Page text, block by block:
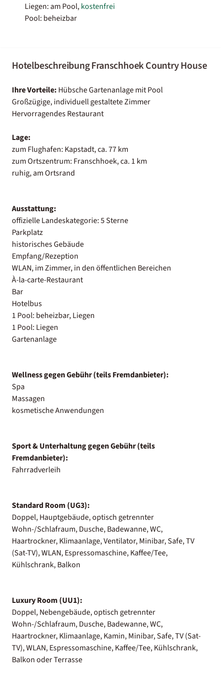
Liegen: am Pool,kostenfrei
Pool: beheizbar
Hotelbeschreibung Franschhoek Country House
Ihre Vorteile: Hübsche Gartenanlage mit Pool
Großzügige, individuell gestaltete Zimmer
Hervorragendes Restaurant
Lage:
zum Flughafen: Kapstadt, ca. 77 km
zum Ortszentrum: Franschhoek, ca. 1 km
ruhig, am Ortsrand
Ausstattung:
offizielle Landeskategorie: 5 Sterne
Parkplatz
historisches Gebäude
Empfang/Rezeption
WLAN, im Zimmer, in den öffentlichen Bereichen
À-la-carte-Restaurant
Bar
Hotelbus
1 Pool: beheizbar, Liegen
1 Pool: Liegen
Gartenanlage
Wellness gegen Gebühr (teils Fremdanbieter):
Spa
Massagen
kosmetische Anwendungen
Sport & Unterhaltung gegen Gebühr (teils
Fremdanbieter):
Fahrradverleih
Standard Room (UG3):
Doppel, Hauptgebäude, optisch getrennter
Wohn-/Schlafraum, Dusche, Badewanne, WC,
Haartrockner, Klimaanlage, Ventilator, Minibar, Safe, TV
(Sat-TV), WLAN, Espressomaschine, Kaffee/Tee,
Kühlschrank, Balkon
Luxury Room (UU1):
Doppel, Nebengebäude, optisch getrennter
Wohn-/Schlafraum, Dusche, Badewanne, WC,
Haartrockner, Klimaanlage, Kamin, Minibar, Safe, TV (Sat-
TV), WLAN, Espressomaschine, Kaffee/Tee, Kühlschrank,
Balkon oder Terrasse